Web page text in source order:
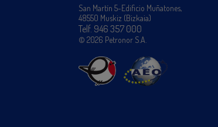
San Martín 5-Edificio Muñatones,
48550 Muskiz (Bizkaia)
Telf. 946 357 000
© 2026 Petronor S.A.